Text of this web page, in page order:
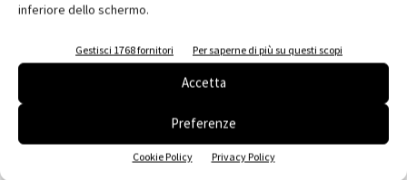
inferiore dello schermo.
Gestisci 1768 fornitori Per saperne di più su questi scopi
Accetta
Preferenze
Cookie Policy Privacy Policy